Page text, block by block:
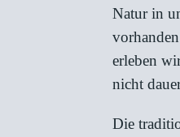
Natur in
erleben
nicht
Die